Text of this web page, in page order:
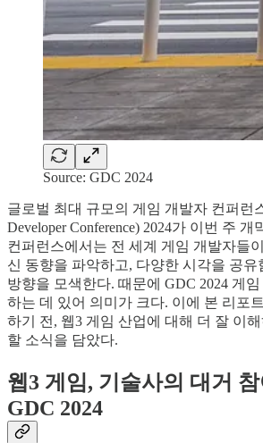
Source: GDC 2024
글로벌 최대 규모의 게임 개발자 컨퍼런
Developer Conference) 2024가 이번 주
컨퍼런스에서는 전 세계 게임 개발자들
신 동향을 파악하고, 다양한 시각을 공유
방향을 모색한다. 때문에 GDC 2024 게
하는 데 있어 의미가 크다. 이에 본 리포
하기 전, 웹3 게임 산업에 대해 더 잘 이
할 소식을 담았다.
웹3 게임, 기술사의 대거
GDC 2024